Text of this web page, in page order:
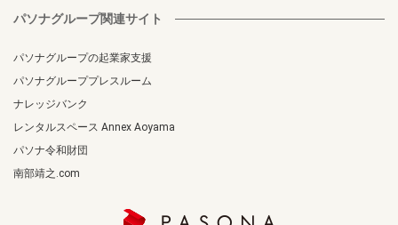
パソナグループ関連サイト
パソナグループの起業家支援
パソナグループプレスルーム
ナレッジバンク
レンタルスペース Annex Aoyama
パソナ令和財団
南部靖之.com